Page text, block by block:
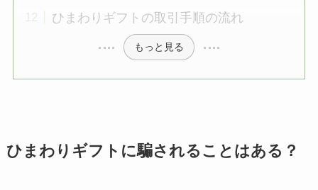
ひまわりギフトの取引手順の流れ
もっと見る
ひまわりギフトに騙されることはある？